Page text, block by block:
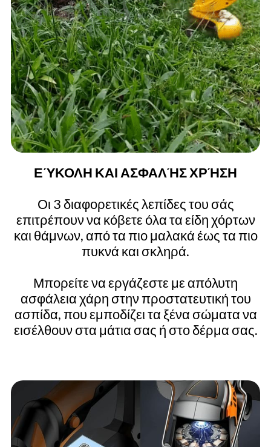
ΕΎΚΟΛΗ ΚΑΙ ΑΣΦΑΛΉΣ ΧΡΉΣΗ
Οι 3 διαφορετικές λεπίδες του σάς
επιτρέπουν να κόβετε όλα τα είδη χόρτων
και θάμνων, από τα πιο μαλακά έως τα πιο
πυκνά και σκληρά.
Μπορείτε να εργάζεστε με απόλυτη
ασφάλεια χάρη στην προστατευτική του
ασπίδα, που εμποδίζει τα ξένα σώματα να
εισέλθουν στα μάτια σας ή στο δέρμα σας.